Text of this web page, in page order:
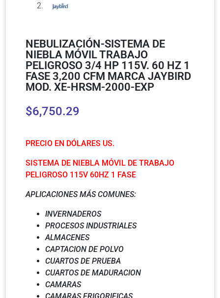
NEBULIZACIÓN-SISTEMA DE
NIEBLA MÓVIL TRABAJO
PELIGROSO 3/4 HP 115V. 60 HZ 1
FASE 3,200 CFM MARCA JAYBIRD
MOD. XE-HRSM-2000-EXP
$6,750.29
PRECIO EN DÓLARES US.
SISTEMA DE NIEBLA MÓVIL DE TRABAJO
PELIGROSO 115V 60HZ 1 FASE
APLICACIONES MÁS COMUNES:
INVERNADEROS
PROCESOS INDUSTRIALES
ALMACENES
CAPTACION DE POLVO
CUARTOS DE PRUEBA
CUARTOS DE MADURACION
CAMARAS